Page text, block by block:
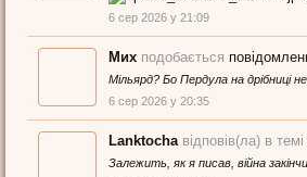
6 сер 2026 у 21:09
Мих подобається
Мільярд? Бо Пердула на дрібниці
6 сер 2026 у 20:35
Lanktochaвідповів(ла) в темі
Залежить, як я писав, війна